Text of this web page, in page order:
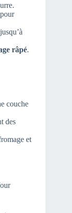
râpé.
couche
des
et